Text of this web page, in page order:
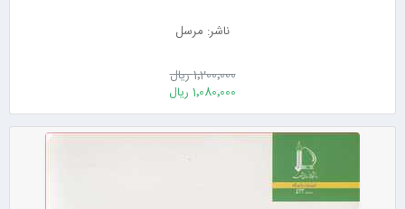
ناشر: مرسل
1٬200٬000 ریال
1٬080٬000 ریال